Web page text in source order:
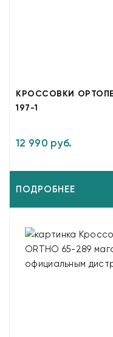
КРОССОВКИ
197-1
12 990 руб.
ПОДРОБНЕЕ